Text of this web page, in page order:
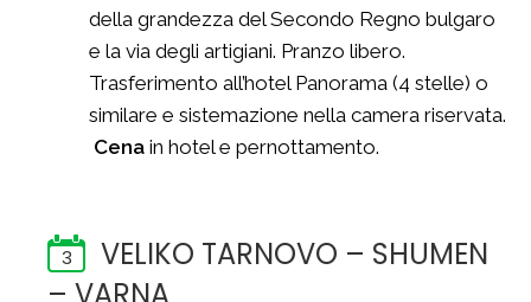
della grandezza del Secondo Regno bulgaro
e la via degli artigiani. Pranzo libero.
Trasferimento all’hotel Panorama (4 stelle) o
similare e sistemazione nella camera riservata.
Cena in hotel e pernottamento.
3
VELIKO TARNOVO – SHUMEN